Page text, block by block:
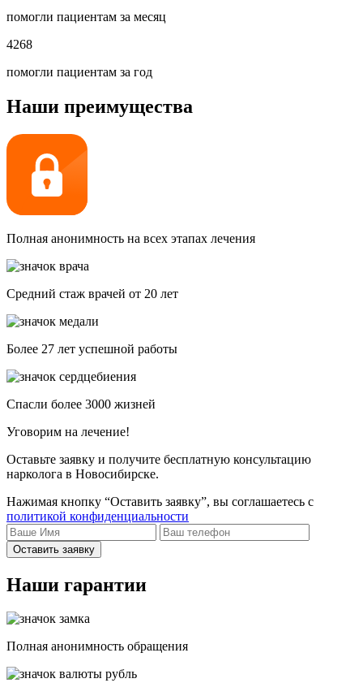
помогли пациентам за месяц
4268
помогли пациентам за год
Наши преимущества
Полная анонимность на всех этапах лечения
Средний стаж врачей от 20 лет
Более 27 лет успешной работы
Спасли более 3000 жизней
Уговорим на лечение!
Оставьте заявку и получите бесплатную консультацию
нарколога в Новосибирске.
Нажимая кнопку “Оставить заявку”, вы соглашаетесь с
политикой конфиденциальности
Оставить заявку
Наши гарантии
Полная анонимность обращения